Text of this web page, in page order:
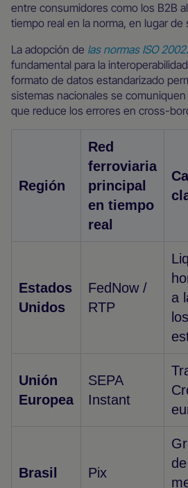
entre consumidores como los B2B
tiempo real en la norma, en lugar de
La adopción de las normas ISO
fundamental para la
formato de datos estandarizado
sistemas nacionales se
que reduce los errores en cross-
Región
Red
ferroviaria
principal
en tiempo
real
Estados
Unidos
FedNow /
RTP
a
Unión
Europea
SEPA
Instant
Brasil Pix